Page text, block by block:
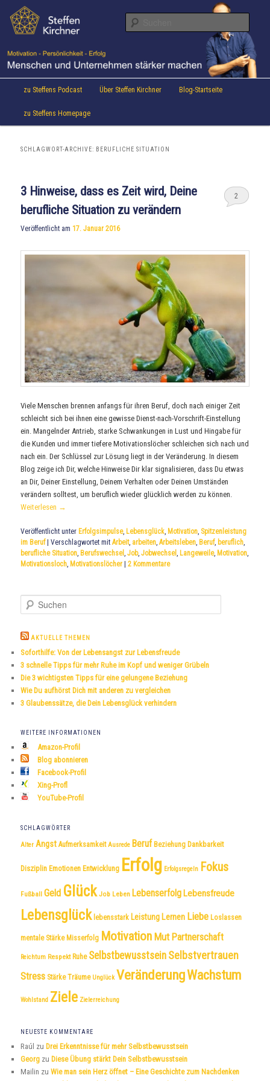
Inhalt
wechseln
sekundären
Inhalt
Steffen Kirchner Blog
Aktuelles von Speaker & Motivationstrainer Steffen Kirchner
Hauptmenü
zu Steffens Podcast Über Steffen Kirchner Blog-Startseite
zu Steffens Homepage
SCHLAGWORT-ARCHIVE: BERUFLICHE SITUATION
3 Hinweise, dass es Zeit wird, Deine
berufliche Situation zu verändern
Veröffentlicht am17. Januar 2016
2
Viele Menschen brennen anfangs für ihren Beruf, doch nach einiger Zeit
schleicht sich bei ihnen eine gewisse Dienst-nach-Vorschrift-Einstellung
ein. Mangelnder Antrieb, starke Schwankungen in Lust und Hingabe für
die Kunden und immer tiefere Motivationslöcher schleichen sich nach und
nach ein. Der Schlüssel zur Lösung liegt in der Veränderung. In diesem
Blog zeige ich Dir, welche Hinweise Dir klar signalisieren, dass Du etwas
an Dir, Deiner Einstellung, Deinem Verhalten oder Deinen Umständen
verändern solltest, um beruflich wieder glücklich werden zu können.
Weiterlesen →
Veröffentlicht unter Erfolgsimpulse, Lebensglück, Motivation, Spitzenleistung
im Beruf
|Verschlagwortet mit Arbeit, arbeiten,Arbeitsleben, Beruf, beruflich,
berufliche Situation, Berufswechsel,Job,Jobwechsel, Langeweile, Motivation,
Motivationsloch, Motivationslöcher |2 Kommentare
u
h
n
AKTUELLE THEMEN
Soforthilfe: Von der Lebensangst zur Lebensfreude
3 schnelle Tipps für mehr Ruhe im Kopf und weniger Grübeln
Die 3 wichtigsten Tipps für eine gelungene Beziehung
Wie Du aufhörst Dich mit anderen zu vergleichen
3 Glaubenssätze, die Dein Lebensglück verhindern
WEITERE INFORMATIONEN
Amazon-Profil
Blog abonnieren
Facebook-Profil
Xing-Profl
YouTube-Profil
SCHLAGWÖRTER
Alter Angst Aufmerksamkeit Ausrede Beruf Beziehung Dankbarkeit
Disziplin Emotionen Entwicklung Erfolg Erfolgsregeln Fokus
Fußball Geld Glück Job Leben Lebenserfolg Lebensfreude
Lebensglück lebensstark Leistung Lernen Liebe Loslassen
mentale Stärke Misserfolg Motivation Mut Partnerschaft
Reichtum Respekt Ruhe Selbstbewusstsein Selbstvertrauen
Stress Stärke Träume Unglück VeränderungWachstum
Wohlstand Ziele Zielerreichung
NEUESTE KOMMENTARE
Raúl zu Drei Erkenntnisse für mehr Selbstbewusstsein
Georg zu Diese Übung stärkt Dein Selbstbewusstsein
Mailin zuWie man sein Herz öffnet – Eine Geschichte zum Nachdenken